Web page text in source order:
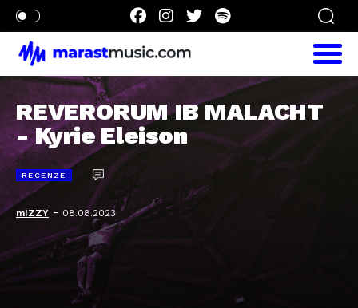
REVERORUM IB MALACHT
- Kyrie Eleison
RECENZE
mIZZY - 08.08.2023